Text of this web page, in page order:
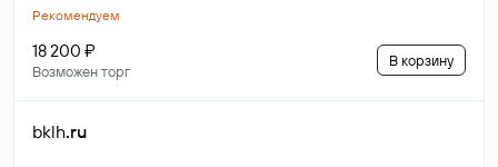
Рекомендуем
18 200 ₽
Возможен торг
В корзину
bklh.ru